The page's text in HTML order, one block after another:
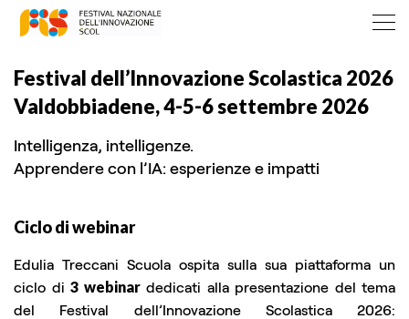
Festival dell’Innovazione Scolastica 2026
Valdobbiadene, 4-5-6 settembre 2026
Intelligenza, intelligenze.
Apprendere con l’IA: esperienze e impatti
Ciclo di webinar
Edulia Treccani Scuola ospita sulla sua piattaforma un
ciclo di 3 webinardedicati alla presentazione del tema
del Festival dell’Innovazione Scolastica 2026: